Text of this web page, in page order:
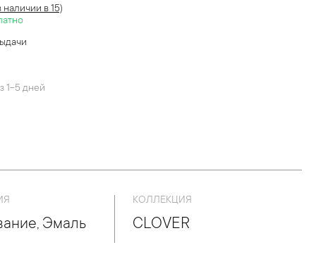
наличии в 15)
1-5 дней
Эмаль
КОЛЛЕКЦИЯ
CLOVER